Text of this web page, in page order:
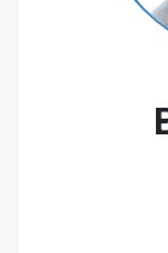
€175,- excl.